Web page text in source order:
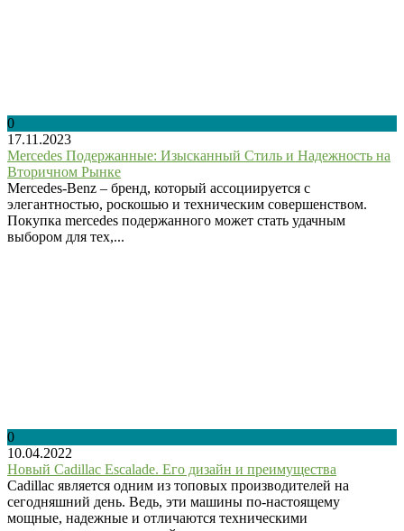
0
17.11.2023
Mercedes Подержанные: Изысканный Стиль и Надежность на
Вторичном Рынке
Mercedes-Benz – бренд, который ассоциируется с
элегантностью, роскошью и техническим совершенством.
Покупка mercedes подержанного может стать удачным
выбором для тех,...
0
10.04.2022
Новый Cadillac Escalade. Его дизайн и преимущества
Cadillac является одним из топовых производителей на
сегодняшний день. Ведь, эти машины по-настоящему
мощные, надежные и отличаются техническими